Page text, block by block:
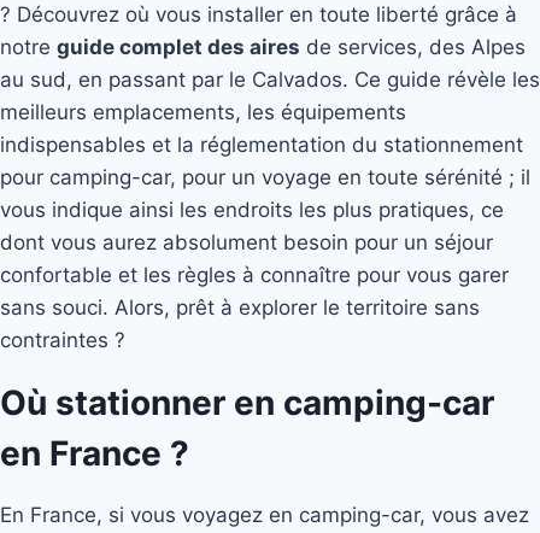
? Découvrez où vous installer en toute liberté grâce à
notre guide complet des aires de services, des Alpes
au sud, en passant par le Calvados. Ce guide révèle les
meilleurs emplacements, les équipements
indispensables et la réglementation du stationnement
pour camping-car, pour un voyage en toute sérénité ; il
vous indique ainsi les endroits les plus pratiques, ce
dont vous aurez absolument besoin pour un séjour
confortable et les règles à connaître pour vous garer
sans souci. Alors, prêt à explorer le territoire sans
contraintes ?
Où stationner en camping-car
en France ?
En France, si vous voyagez en camping-car, vous avez